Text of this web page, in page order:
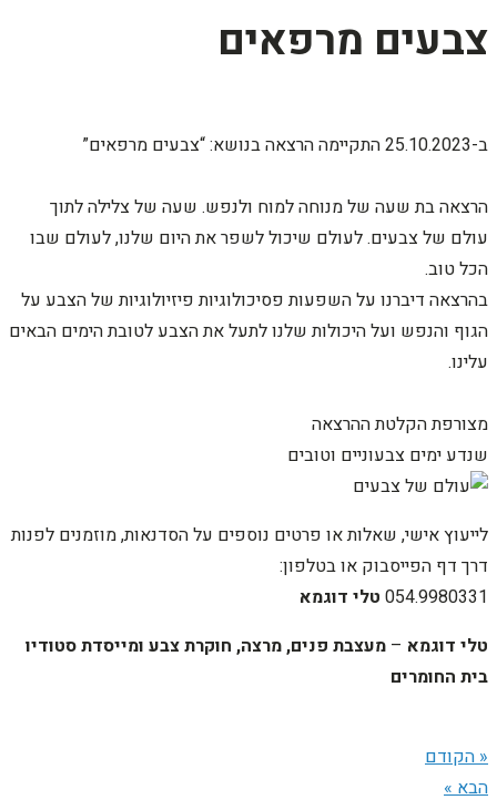
צבעים מרפאים
ב-25.10.2023 התקיימה הרצאה בנושא: “צבעים מרפאים”
הרצאה בת שעה של מנוחה למוח ולנפש. שעה של צלילה לתוך
עולם של צבעים. לעולם שיכול לשפר את היום שלנו, לעולם שבו
הכל טוב.
בהרצאה דיברנו על השפעות פסיכולוגיות פיזיולוגיות של הצבע על
הגוף והנפש ועל היכולות שלנו לתעל את הצבע לטובת הימים הבאים
עלינו.
מצורפת הקלטת ההרצאה
שנדע ימים צבעוניים וטובים
לייעוץ אישי, שאלות או פרטים נוספים על הסדנאות, מוזמנים לפנות
דרך דף הפייסבוק או בטלפון:
054.9980331 טלי דוגמא
טלי דוגמא – מעצבת פנים,מרצה, חוקרת צבע ומייסדת סטודיו
בית החומרים
« הקודם
הבא »